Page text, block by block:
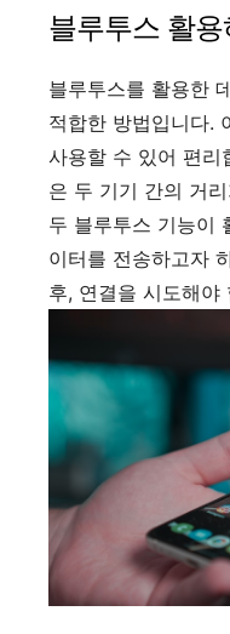
블루투스 활용
블루투스를 활용한
적합한 방법입니다.
사용할 수 있어 편리
은 두 기기 간의 거
두 블루투스 기능이
이터를 전송하고자
후, 연결을 시도해야